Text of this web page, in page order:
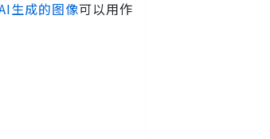
生成的图像可以用作